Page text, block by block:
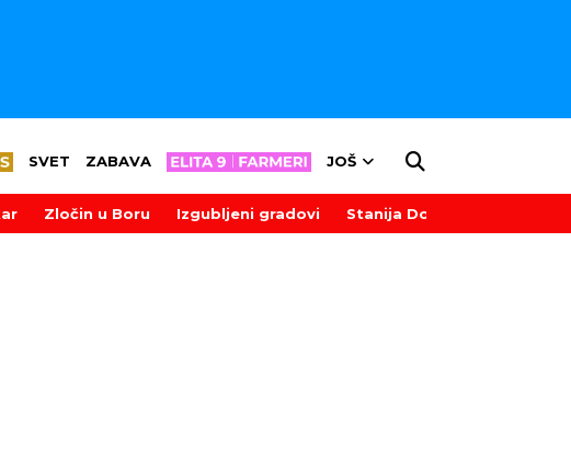
SVET ZABAVA JOŠ
Zločin u Boru Izgubljeni gradovi Stanija Dobrojević